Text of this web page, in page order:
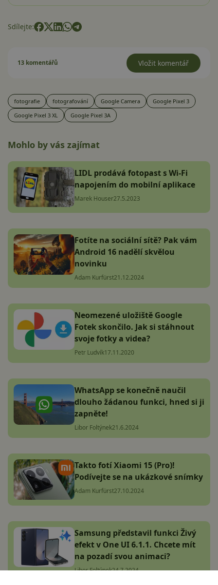
Sdílejte:
13 komentářů Vložit komentář
fotografie fotografování Google Camera
Google Pixel 3
Google Pixel 3 XL
Google Pixel 3A
Mohlo by vás zajímat
LIDL prodává fotopast s Wi-Fi
napojením do mobilní aplikace
Marek Houser27.5.2023
Fotíte na sociální sítě? Pak vám
Android 16 nadělí skvělou
novinku
Adam Kurfürst21.12.2024
Neomezené uložiště Google
Fotek skončilo. Jak si stáhnout
svoje fotky a videa?
Petr Ludvík17.11.2020
WhatsApp se konečně naučil
dlouho žádanou funkci, hned si ji
zapněte!
Libor Foltýnek21.6.2024
Takto fotí Xiaomi 15 (Pro)!
Podívejte se na ukázkové snímky
Adam Kurfürst27.10.2024
Samsung představil funkci Živý
efekt v One UI 6.1.1. Chcete mít
na pozadí svou animaci?
Libor Foltýnek24.7.2024